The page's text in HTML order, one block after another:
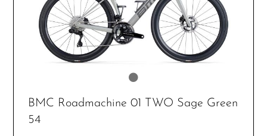
BMC Roadmachine 01 TWO Sage Green
54